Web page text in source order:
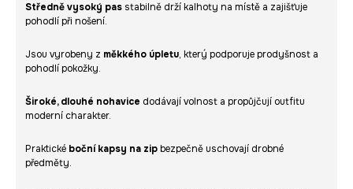
Středně vysoký pas stabilně drží kalhoty na místě a zajišťuje
pohodlí při nošení.
Jsou vyrobeny z měkkého úpletu, který podporuje prodyšnost a
pohodlí pokožky.
Široké, dlouhé nohavice dodávají volnost a propůjčují outfitu
moderní charakter.
Praktické boční kapsy na zip bezpečně uschovají drobné
předměty.